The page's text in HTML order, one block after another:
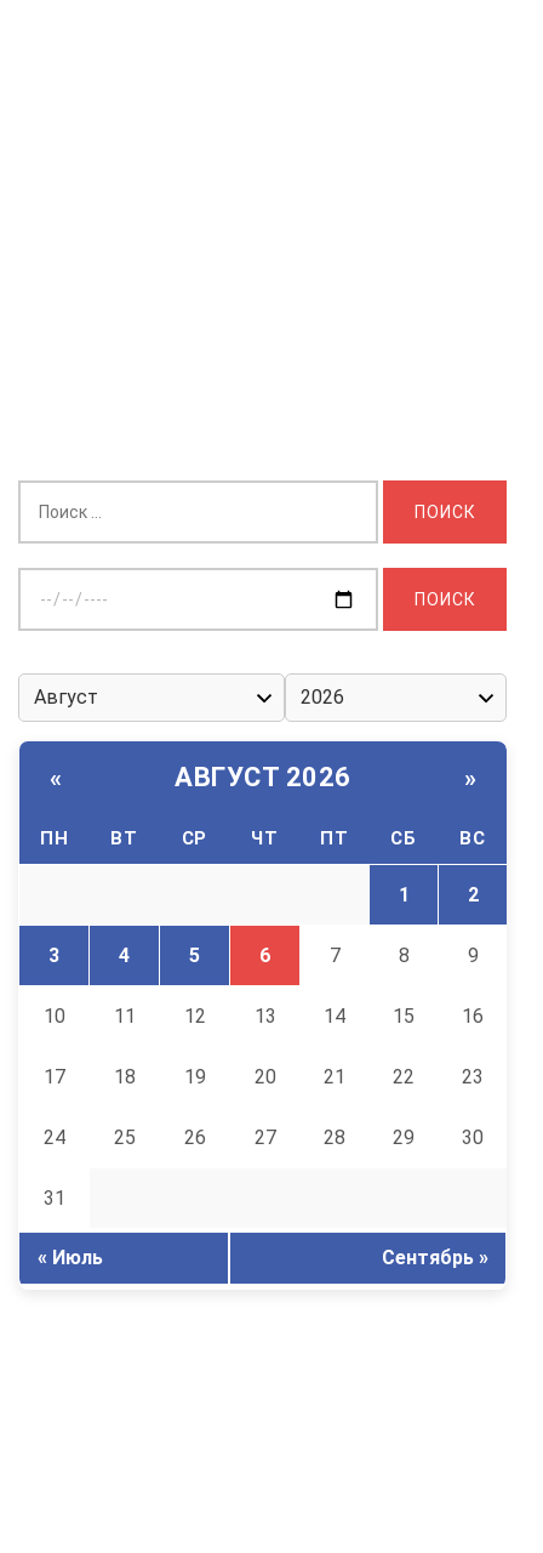
дату:
« АВГУСТ 2026 »
ПН ВТ СР ЧТ ПТ СБ ВС
1 2
3 4 5 6 7 8 9
10 11 12 13 14 15 16
17 18 19 20 21 22 23
24 25 26 27 28 29 30
31
« Июль Сентябрь »